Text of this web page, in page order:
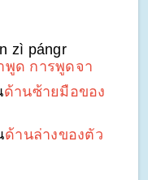
zì pángr
พูด การพูดจา
ด้านซ้ายมือของ
ด้านล่างของตัว